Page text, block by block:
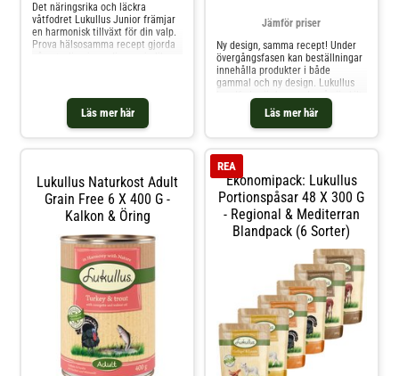
Läs mer här
Det näringsrika och läckra
våtfodret Lukullus Junior främjar
en harmonisk tillväxt för din valp.
Prova hälsosamma recept gjorda
Läs mer här
Jämför priser
Ny design, samma recept! Under
övergångsfasen kan beställningar
innehålla produkter i både
gammal och ny design. Lukullus
hundfoder är baserade på särskilt
rikhaltiga recept. Kombinationen
av animaliska proteiner,
växtbaserade ingredienser och
din hund får alla näri
Lukullus Naturkost Adult
Grain Free 6 X 400 G -
Kalkon & Öring
Ekonomipack: Lukullus
Portionspåsar 48 X 300 G
- Regional & Mediterran
Blandpack (6 Sorter)
REA